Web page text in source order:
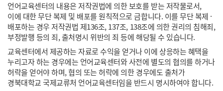
언어교육센터의 내용은 저작권법에 의한 보호를 받는 저작물로서,
이에 대한 무단 복제 및 배포를 원칙적으로 금합니다. 이를 무단 복제 ·
배포하는 경우 저작권법 제136조, 137조, 138조에 의한 권리의 침해죄,
부정발행 등의 죄, 출처명시 위반의 죄 등에 해당될 수 있습니다.
교육센터에서 제공하는 자료로 수익을 얻거나 이에 상응하는 혜택을
누리고자 하는 경우에는 언어교육센터와 사전에 별도의 협의를 하거나
허락을 얻어야 하며, 협의 또는 허락에 의한 경우에도 출처가
경북대학교 국제교류처 언어교육센터임을 반드시 명시하여야 합니다.